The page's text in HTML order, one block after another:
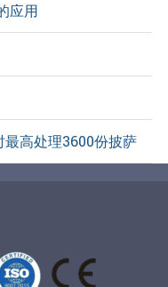
应用
最高处理3600份披萨